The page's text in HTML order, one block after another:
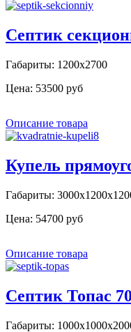
Септик
Габариты: 1200х2700
Цена: 53500 руб
Описание товара
Купель
Габариты:
Цена: 54700 руб
Описание товара
Септик Топас
Габариты: